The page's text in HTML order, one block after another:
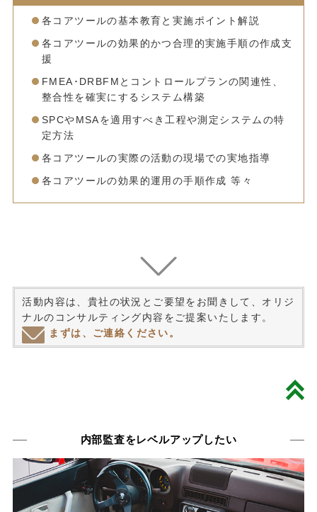
各コアツールの基本教育と実施ポイント解説
各コアツールの効果的かつ合理的実施手順の作成支
援
FMEA･DRBFMとコントロールプランの関連性、
整合性を確実にするシステム構築
SPCやMSAを適用すべき工程や測定システムの特
定方法
各コアツールの実際の活動の現場での実地指導
各コアツールの効果的運用の手順作成 等々
活動内容は、貴社の状況とご要望をお聞きして、オリジ
ナルのコンサルティング内容をご提案いたします。
まずは、ご連絡ください。
内部監査をレベルアップしたい